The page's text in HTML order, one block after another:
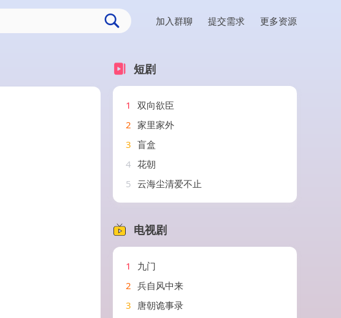
加入群聊 提交需求 更多资源
短剧
1
双向欲臣
2 家里家外
3 盲盒
4 花朝
5 云海尘清爱不止
电视剧
1
九门
2 兵自风中来
3 唐朝诡事录